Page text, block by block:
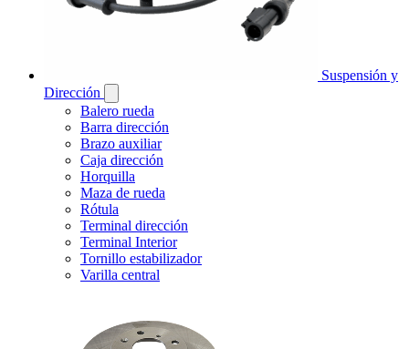
Suspensión y
Dirección
Balero rueda
Barra dirección
Brazo auxiliar
Caja dirección
Horquilla
Maza de rueda
Rótula
Terminal dirección
Terminal Interior
Tornillo estabilizador
Varilla central